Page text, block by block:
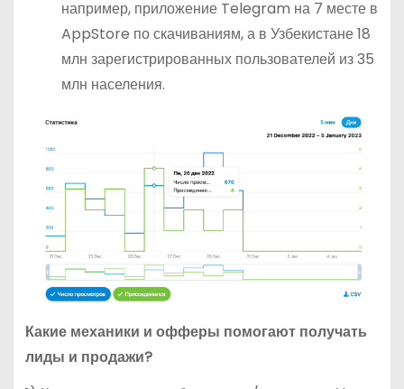
например, приложение Telegram на 7 месте в
AppStore по скачиваниям, а в Узбекистане 18
млн зарегистрированных пользователей из 35
млн населения.
Какие механики и офферы помогают получать
лиды и продажи?